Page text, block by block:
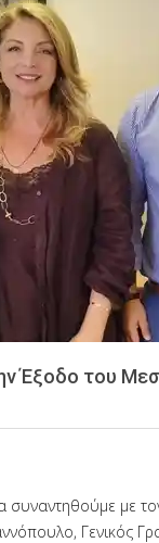
Έξοδο του
συναντηθούμε με
Γενικός